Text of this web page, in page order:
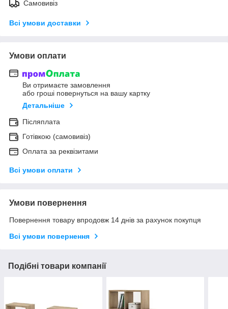
Самовивіз
Всі умови доставки
Умови оплати
Ви отримаєте замовлення
або гроші повернуться на вашу картку
Детальніше
Післяплата
Готівкою (самовивіз)
Оплата за реквізитами
Всі умови оплати
Умови повернення
Повернення товару впродовж 14 днів за рахунок покупця
Всі умови повернення
Подібні товари компанії